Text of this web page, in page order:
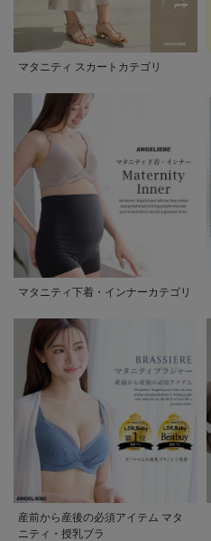
マタニティ スカートカテゴリ
マタニティ下着・インナーカテゴリ
産前から産後の必須アイテム マタ
ニティ・授乳ブラ